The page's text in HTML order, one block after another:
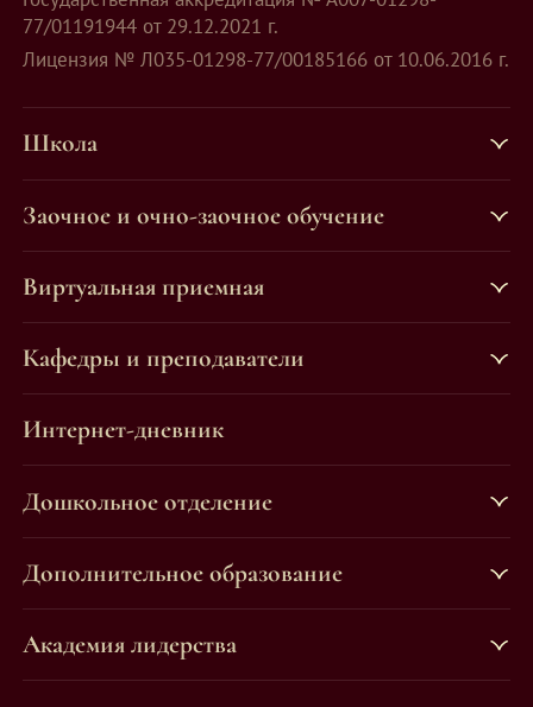
77/01191944 от 29.12.2021 г.
Лицензия № Л035-01298-77/00185166 от 10.06.2016 г.
Школа
Заочное и очно-заочное обучение
Виртуальная приемная
Кафедры и преподаватели
Интернет-дневник
Дошкольное отделение
Дополнительное образование
Академия лидерства